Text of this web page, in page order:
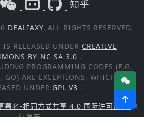
DEALIAXY. ALL RIGHTS RESERVED.
RELEASED UNDER CREATIVE
BY-NC-SA 3.0 .
PROGRAMMING CODES (E.G.
GO) ARE EXCEPTIONS, WHICH ARE
UNDER GPL V3 .
署名-相同方式共享 4.0 国际许可协议
进
行发布。